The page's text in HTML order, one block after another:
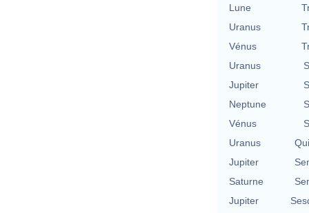
Lune
Uranus
Vénus
Uranus
Jupiter
Neptune
Vénus
Uranus
Jupiter
Saturne
Jupiter